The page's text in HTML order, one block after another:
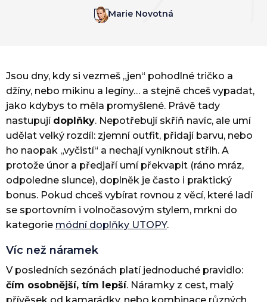
Jsou dny, kdy si vezmeš „jen“ pohodlné tričko a
džíny, nebo mikinu a legíny… a stejně chceš vypadat,
jako kdybys to měla promyšlené. Právě tady
nastupují doplňky. Nepotřebují skříň navíc, ale umí
udělat velký rozdíl: zjemní outfit, přidají barvu, nebo
ho naopak „vyčistí“ a nechají vyniknout střih. A
protože únor a předjaří umí překvapit (ráno mráz,
odpoledne slunce), doplněk je často i praktický
bonus. Pokud chceš vybírat rovnou z věcí, které ladí
se sportovním i volnočasovým stylem, mrkni do
kategorie módní doplňky UTOPY.
Víc než náramek
V posledních sezónách platí jednoduché pravidlo:
čím osobnější, tím lepší. Náramky z cest, malý
Marie Novotná